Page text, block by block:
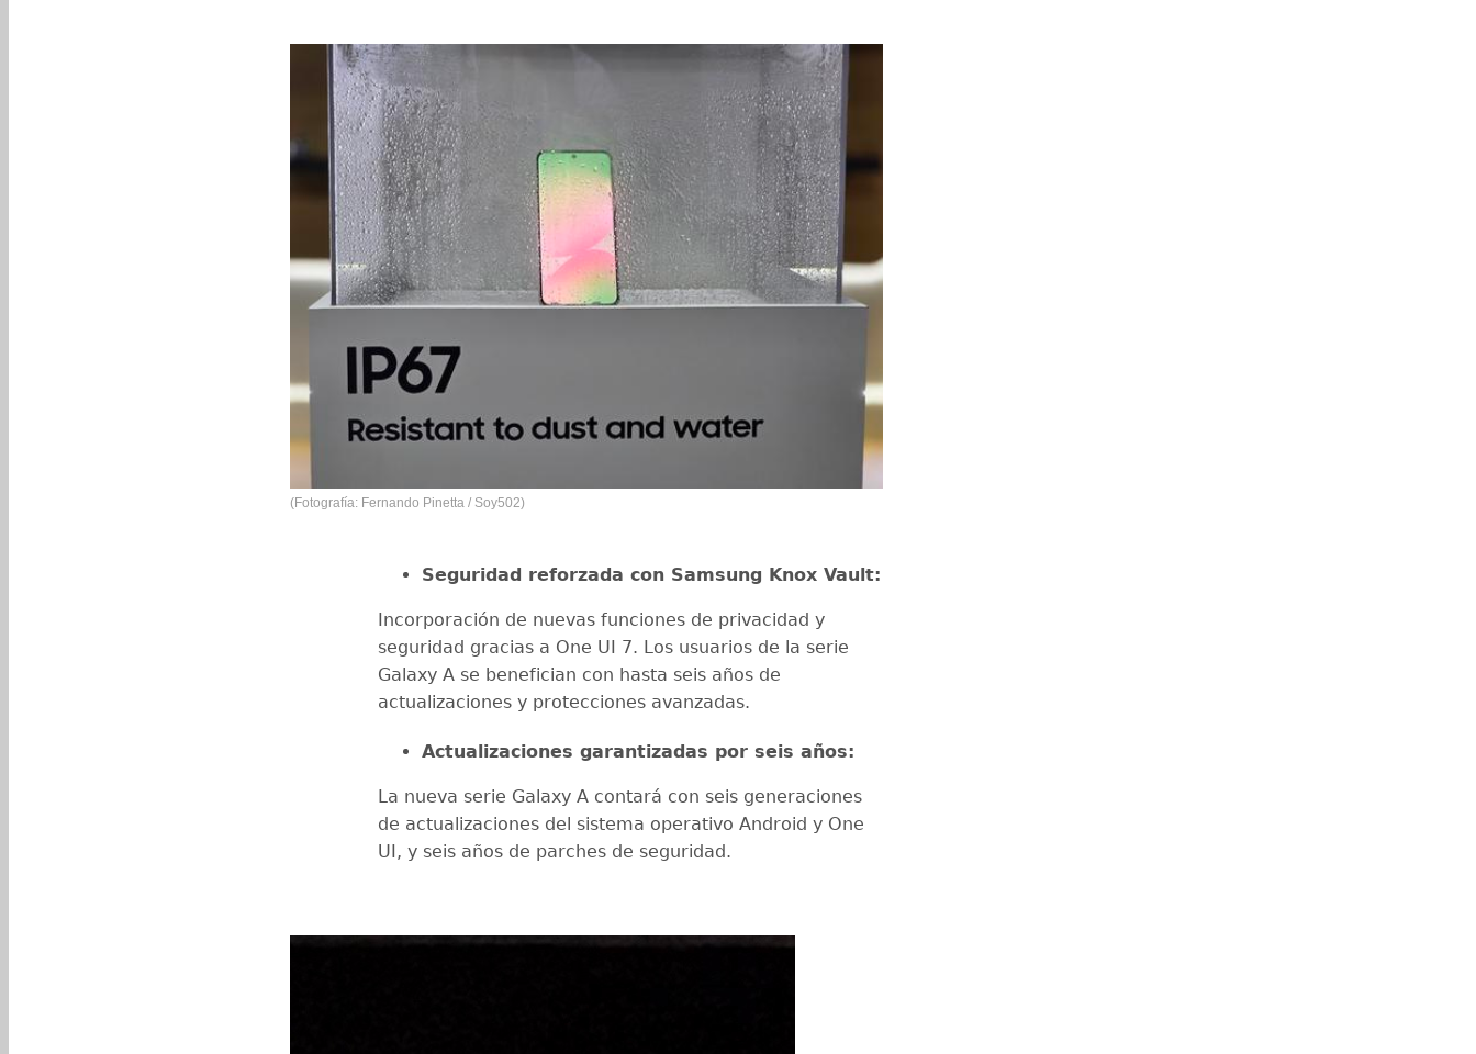
(Fotografía: Fernando Pinetta / Soy502)
Seguridad reforzada con Samsung Knox Vault:
Incorporación de nuevas funciones de privacidad y
seguridad gracias a One UI 7. Los usuarios de la serie
Galaxy A se benefician con hasta seis años de
actualizaciones y protecciones avanzadas.
Actualizaciones garantizadas por seis años:
La nueva serie Galaxy A contará con seis generaciones
de actualizaciones del sistema operativo Android y One
UI, y seis años de parches de seguridad.